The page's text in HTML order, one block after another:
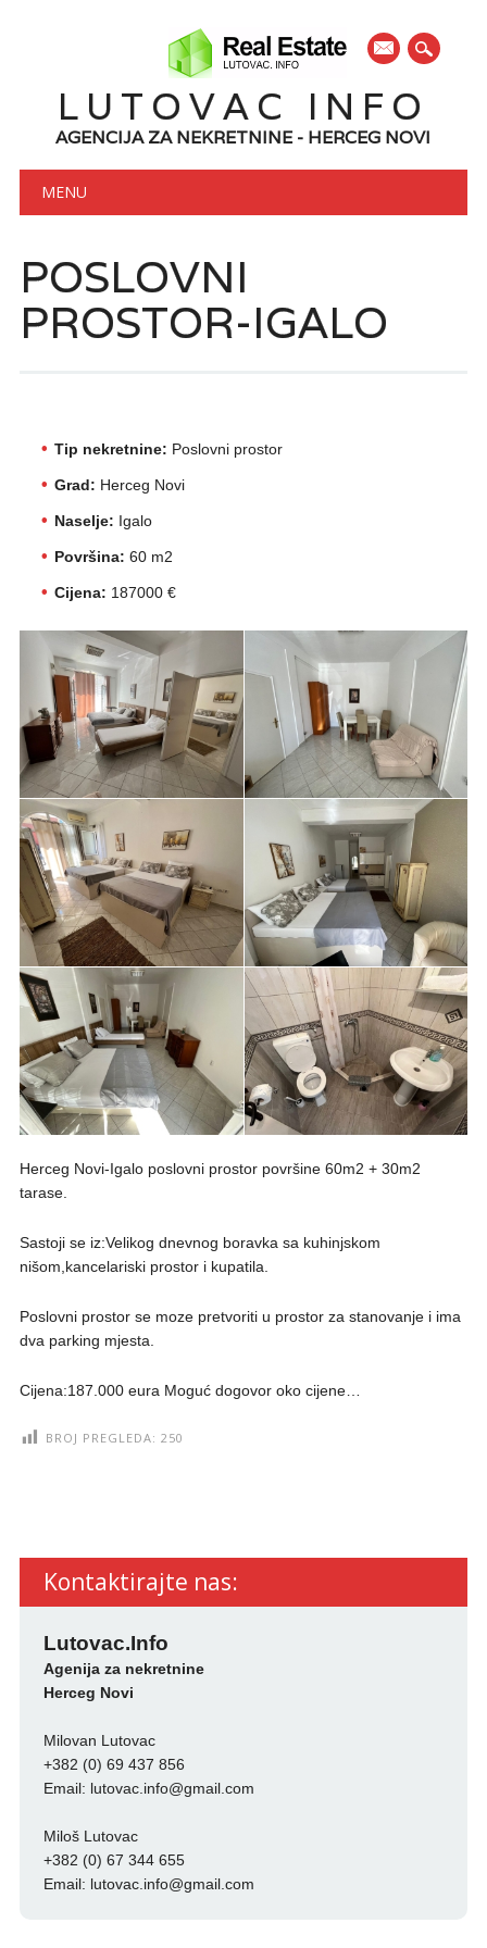
mail
LUTOVAC INFO
AGENCIJA ZA NEKRETNINE - HERCEG NOVI
Main menu
MENU
POSLOVNI
PROSTOR-IGALO
Tip nekretnine: Poslovni prostor
Grad: Herceg Novi
Naselje: Igalo
Površina: 60 m2
Cijena: 187000 €
Herceg Novi-Igalo poslovni prostor površine 60m2 + 30m2
tarase.
Sastoji se iz:Velikog dnevnog boravka sa kuhinjskom
nišom,kancelariski prostor i kupatila.
Poslovni prostor se moze pretvoriti u prostor za stanovanje i ima
dva parking mjesta.
Cijena:187.000 eura Moguć dogovor oko cijene…
BROJ PREGLEDA: 250
Kontaktirajte nas:
Lutovac.Info
Agenija za nekretnine
Herceg Novi
Milovan Lutovac
+382 (0) 69 437 856
Email: lutovac.info@gmail.com
Miloš Lutovac
+382 (0) 67 344 655
Email: lutovac.info@gmail.com